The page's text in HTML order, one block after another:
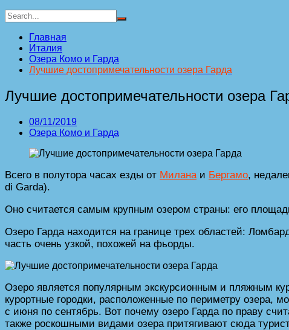
Главная
Италия
Озера Комо и Гарда
Лучшие достопримечательности озера Гарда
Лучшие достопримечательности озера
08/11/2019
Озера Комо и Гарда
Всего в полутора часах езды от Миланаи Бергамо,
di Garda).
Оно считается самым крупным озером страны: его
Озеро Гарда находится на границе трех областей:
часть очень узкой, похожей на фьорды.
Озеро является популярным экскурсионным и пляжным
курортные городки, расположенные по периметру озера,
с июня по сентябрь. Вот почему озеро Гарда по праву
также роскошными видами озера притягивают сюда